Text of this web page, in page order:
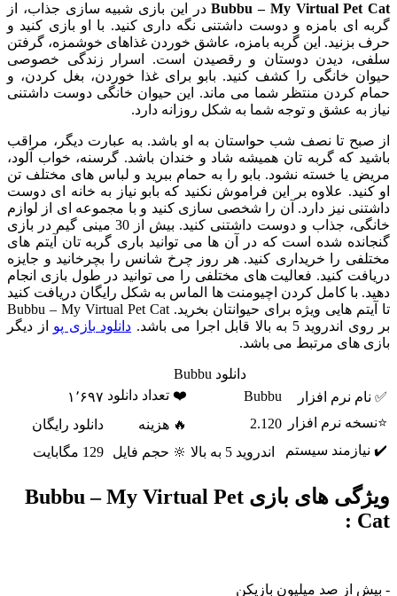
Bubbu – My Virtual Pet Catدر این بازی شبیه سازی جذاب، از
گربه ای بامزه و دوست داشتنی نگه داری کنید. با او بازی کنید و
حرف بزنید. این گربه بامزه، عاشق خوردن غذاهای خوشمزه، گرفتن
سلفی، دیدن دوستان و رقصیدن است. اسرار زندگی خصوصی
حیوان خانگی را کشف کنید. بابو برای غذا خوردن، بغل کردن، و
حمام کردن منتظر شما می ماند. این حیوان خانگی دوست داشتنی
نیاز به عشق و توجه شما به شکل روزانه دارد.
از صبح تا نصف شب حواستان به او باشد. به عبارت دیگر، مراقب
باشید که گربه تان همیشه شاد و خندان باشد. گرسنه، خواب آلود،
مریض یا خسته نشود. بابو را به حمام ببرید و لباس های مختلف تن
او کنید. علاوه بر این فراموش نکنید که بابو نیاز به خانه ای دوست
داشتنی نیز دارد. آن را شخصی سازی کنید و با مجموعه ای از لوازم
خانگی، جذاب و دوست داشتنی کنید. بیش از 30 مینی گیم در بازی
گنجانده شده است که در آن ها می توانید باری گربه تان آیتم های
مختلفی را خریداری کنید. هر روز چرخ شانس را بچرخانید و جایزه
دریافت کنید. فعالیت های مختلفی را می توانید در طول بازی انجام
دهید. با کامل کردن اچیومنت ها الماس به شکل رایگان دریافت کنید
تا آیتم هایی ویژه برای حیوانتان بخرید. Bubbu – My Virtual Pet Cat
بر روی اندروید 5 به بالا قابل اجرا می باشد.
دانلود بازی پو از دیگر
بازی های مرتبط می باشد.
دانلود Bubbu
✅ نام نرم افزار
Bubbu ❤️ تعداد دانلود ۱٬۶۹۷
⭐نسخه نرم افزار
2.120 🔥 هزینه
دانلود رایگان
✔️ نیازمند سیستم
اندروید 5 به بالا 🔆 حجم فایل 129 مگابایت
ویژگی های بازی Bubbu – My Virtual Pet
Cat :
- بیش از صد میلیون بازیکن